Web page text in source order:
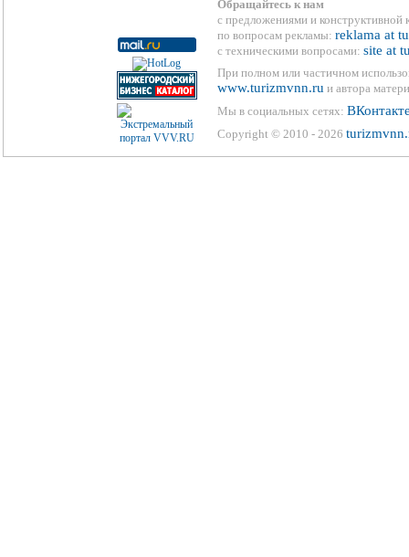
Обращайтесь к нам
с предложениями и конструктивной
по вопросам рекламы: reklama at
с техническими вопросами: site at
При полном или частичном
www.turizmvnn.ru и автора
Мы в социальных сетях:
Copyright © 2010 - 2026